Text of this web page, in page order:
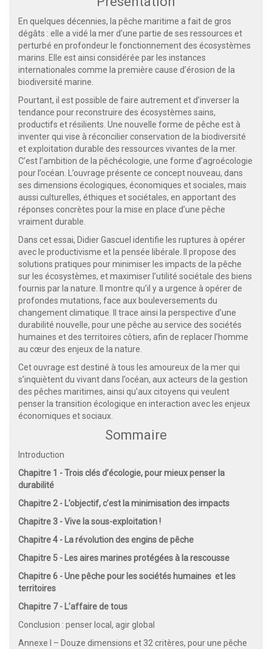
En quelques décennies, la pêche maritime a fait de gros
dégâts : elle a vidé la mer d’une partie de ses ressources et
perturbé en profondeur le fonctionnement des écosystèmes
marins. Elle est ainsi considérée par les instances
internationales comme la première cause d’érosion de la
biodiversité marine.
Pourtant, il est possible de faire autrement et d’inverser la
tendance pour reconstruire des écosystèmes sains,
productifs et résilients. Une nouvelle forme de pêche est à
inventer qui vise à réconcilier conservation de la biodiversité
et exploitation durable des ressources vivantes de la mer.
C’est l’ambition de la pêchécologie, une forme d’agroécologie
pour l’océan. L’ouvrage présente ce concept nouveau, dans
ses dimensions écologiques, économiques et sociales, mais
aussi culturelles, éthiques et sociétales, en apportant des
réponses concrètes pour la mise en place d’une pêche
vraiment durable.
Dans cet essai, Didier Gascuel identifie les ruptures à opérer
avec le productivisme et la pensée libérale. Il propose des
solutions pratiques pour minimiser les impacts de la pêche
sur les écosystèmes, et maximiser l’utilité sociétale des biens
fournis par la nature. Il montre qu’il y a urgence à opérer de
profondes mutations, face aux bouleversements du
changement climatique. Il trace ainsi la perspective d’une
durabilité nouvelle, pour une pêche au service des sociétés
humaines et des territoires côtiers, afin de replacer l’homme
au cœur des enjeux de la nature.
Cet ouvrage est destiné à tous les amoureux de la mer qui
s’inquiètent du vivant dans l’océan, aux acteurs de la gestion
des pêches maritimes, ainsi qu’aux citoyens qui veulent
penser la transition écologique en interaction avec les enjeux
économiques et sociaux.
Sommaire
Introduction
Chapitre 1 - Trois clés d’écologie, pour mieux penser la
durabilité
Chapitre 2 - L’objectif, c’est la minimisation des impacts
Chapitre 3 - Vive la sous-exploitation !
Chapitre 4 - La révolution des engins de pêche
Chapitre 5 - Les aires marines protégées à la rescousse
Chapitre 6 - Une pêche pour les sociétés humaines et les
territoires
Chapitre 7 - L’affaire de tous
Conclusion : penser local, agir global
Annexe I – Douze dimensions et 32 critères, pour une pêche